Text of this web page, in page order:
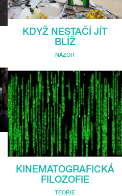
KDYŽ NESTAČÍ JÍT
BLÍŽ
NÁZOR
KINEMATOGRAFICKÁ
FILOZOFIE
TEORIE